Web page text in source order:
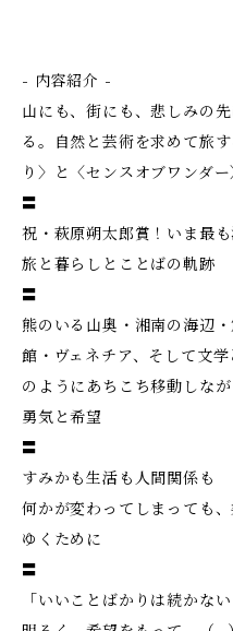
- 内容紹介 -
山にも、街にも、悲しみの
る。自然と芸術を求めて旅
り〉と〈センスオブワンダ
〓
祝・萩原朔太郎賞！いま最
旅と暮らしとことばの軌跡
〓
熊のいる山奥・湘南の海辺
館・ヴェネチア、そして文学
のようにあちこち移動しな
勇気と希望
〓
すみかも生活も人間関係も
何かが変わってしまっても
ゆくために
〓
「いいことばかりは続かな